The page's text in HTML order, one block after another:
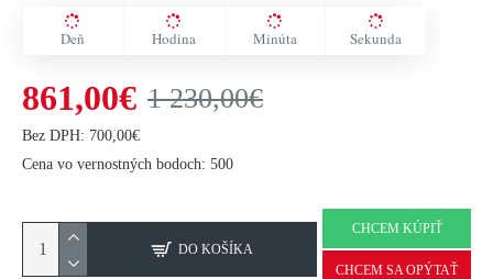
Deň Hodina Minúta Sekunda
861,00€ 1 230,00€
Bez DPH: 700,00€
Cena vo vernostných bodoch: 500
DO KOŠÍKA
CHCEM KÚPIŤ
CHCEM SA OPÝTAŤ